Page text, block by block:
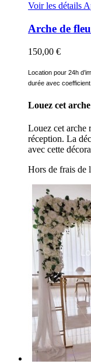
Voir les détails
Arche de
150,00 €
Location pour 24h
durée avec coefficient.
Louez cet
Louez cet arche
réception. La
avec cette
Hors de frais de